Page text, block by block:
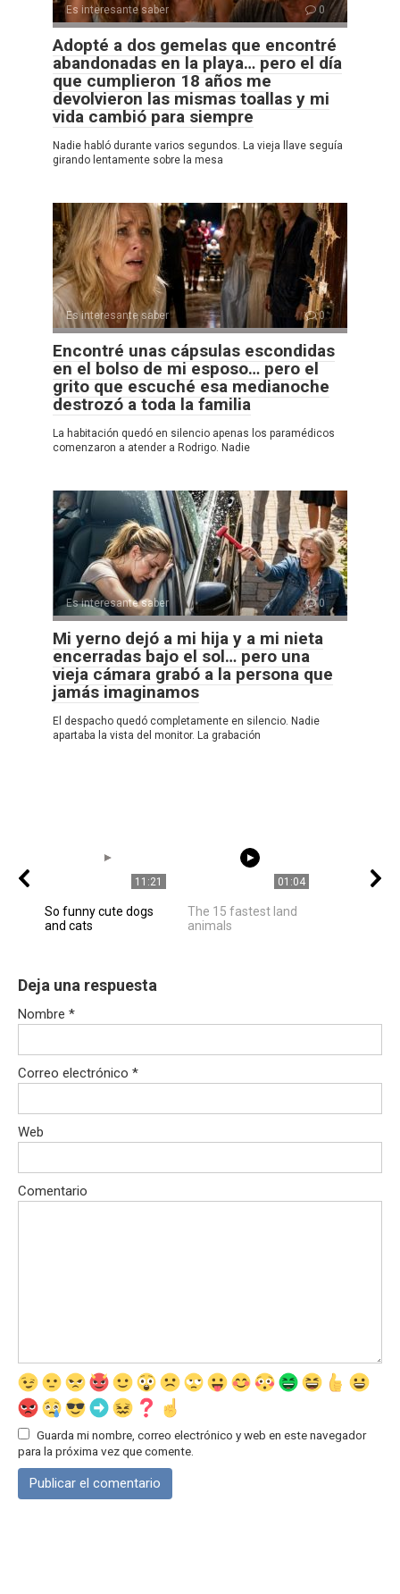
Es interesante saber 0
Adopté a dos gemelas que encontré
abandonadas en la playa… pero el día
que cumplieron 18 años me
devolvieron las mismas toallas y mi
vida cambió para siempre
Nadie habló durante varios segundos. La vieja llave seguía
girando lentamente sobre la mesa
Es interesante saber 0
Encontré unas cápsulas escondidas
en el bolso de mi esposo… pero el
grito que escuché esa medianoche
destrozó a toda la familia
La habitación quedó en silencio apenas los paramédicos
comenzaron a atender a Rodrigo. Nadie
Es interesante saber 0
Mi yerno dejó a mi hija y a mi nieta
encerradas bajo el sol… pero una
vieja cámara grabó a la persona que
jamás imaginamos
El despacho quedó completamente en silencio. Nadie
apartaba la vista del monitor. La grabación
11:21
So funny cute dogs
and cats
01:04
The 15 fastest land
animals
Deja una respuesta
Nombre *
Correo electrónico *
Web
Comentario
Guarda mi nombre, correo electrónico y web en este navegador
para la próxima vez que comente.